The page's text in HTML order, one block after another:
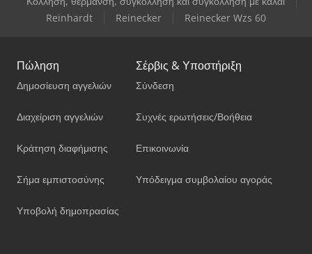
Reinhardt
Reinecker Reinecker Wzs 60
Πώληση
Δημοσίευση αγγελιών
Διαχείριση αγγελιών
Κράτηση διαφήμισης
Σήμα εμπιστοσύνης
Υποβολή δημοπρασίας
Σέρβις & Υποστήριξη
Σύνδεση
Συχνές ερωτήσεις/Βοήθεια
Επικοινωνία
Υπόδειγμα συμβολαίου αγοράς